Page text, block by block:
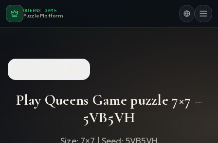
QUEENS GAME
Puzzle Platform
Play Queens Game puzzle 7×7 –
5VB5VH